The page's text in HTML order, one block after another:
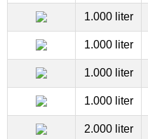
1.000 liter
1.000 liter
1.000 liter
1.000 liter
2.000 liter